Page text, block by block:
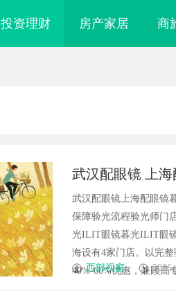
投资理财 房产家居 商
武汉配眼镜 上
武汉配眼镜上海配眼镜
保障验光流程验光师门
光ILIT眼镜暮光ILIT眼
海设有4家门店。以完
40%-60%优惠，兼顾高
西部视窗
购买商标：企业品牌布局的关键